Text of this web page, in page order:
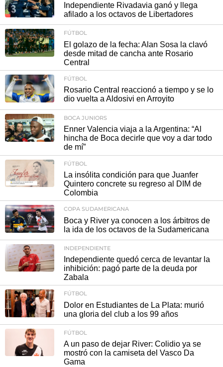
Independiente Rivadavia ganó y llega
afilado a los octavos de Libertadores
FÚTBOL
El golazo de la fecha: Alan Sosa la clavó
desde mitad de cancha ante Rosario
Central
FÚTBOL
Rosario Central reaccionó a tiempo y se lo
dio vuelta a Aldosivi en Arroyito
BOCA JUNIORS
Enner Valencia viaja a la Argentina: “Al
hincha de Boca decirle que voy a dar todo
de mí”
FÚTBOL
La insólita condición para que Juanfer
Quintero concrete su regreso al DIM de
Colombia
COPA SUDAMERICANA
Boca y River ya conocen a los árbitros de
la ida de los octavos de la Sudamericana
INDEPENDIENTE
Independiente quedó cerca de levantar la
inhibición: pagó parte de la deuda por
Zabala
FÚTBOL
Dolor en Estudiantes de La Plata: murió
una gloria del club a los 99 años
FÚTBOL
A un paso de dejar River: Colidio ya se
mostró con la camiseta del Vasco Da
Gama